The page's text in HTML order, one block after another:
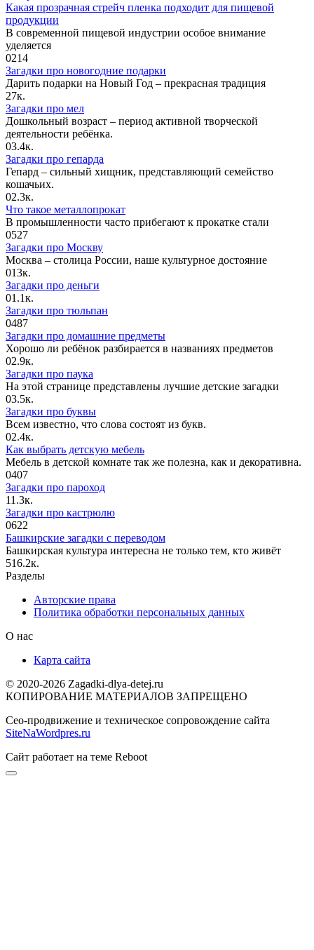
Какая прозрачная стрейч пленка подходит для пищевой
продукции
В современной пищевой индустрии особое внимание
уделяется
0214
Загадки про новогодние подарки
Дарить подарки на Новый Год – прекрасная традиция
27к.
Загадки про мел
Дошкольный возраст – период активной творческой
деятельности ребёнка.
03.4к.
Загадки про гепарда
Гепард – сильный хищник, представляющий семейство
кошачьих.
02.3к.
Что такое металлопрокат
В промышленности часто прибегают к прокатке стали
0527
Загадки про Москву
Москва – столица России, наше культурное достояние
013к.
Загадки про деньги
01.1к.
Загадки про тюльпан
0487
Загадки про домашние предметы
Хорошо ли ребёнок разбирается в названиях предметов
02.9к.
Загадки про паука
На этой странице представлены лучшие детские загадки
03.5к.
Загадки про буквы
Всем известно, что слова состоят из букв.
02.4к.
Как выбрать детскую мебель
Мебель в детской комнате так же полезна, как и декоративна.
0407
Загадки про пароход
11.3к.
Загадки про кастрюлю
0622
Башкирские загадки с переводом
Башкирская культура интересна не только тем, кто живёт
516.2к.
Разделы
Авторские права
Политика обработки персональных данных
О нас
Карта сайта
© 2020-2026 Zagadki-dlya-detej.ru
КОПИРОВАНИЕ МАТЕРИАЛОВ ЗАПРЕЩЕНО
Сео-продвижение и техническое сопровождение сайта
SiteNaWordpres.ru
Сайт работает на теме Reboot